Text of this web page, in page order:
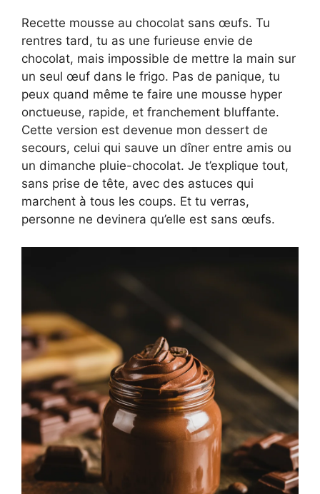
Recette mousse au chocolat sans œufs. Tu
rentres tard, tu as une furieuse envie de
chocolat, mais impossible de mettre la main sur
un seul œuf dans le frigo. Pas de panique, tu
peux quand même te faire une mousse hyper
onctueuse, rapide, et franchement bluffante.
Cette version est devenue mon dessert de
secours, celui qui sauve un dîner entre amis ou
un dimanche pluie-chocolat. Je t’explique tout,
sans prise de tête, avec des astuces qui
marchent à tous les coups. Et tu verras,
personne ne devinera qu’elle est sans œufs.